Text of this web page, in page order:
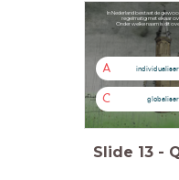
In Nederland bestaat de
regelmatig met elkaar
Onder welke naam is dit
A
C
Slide 13 -